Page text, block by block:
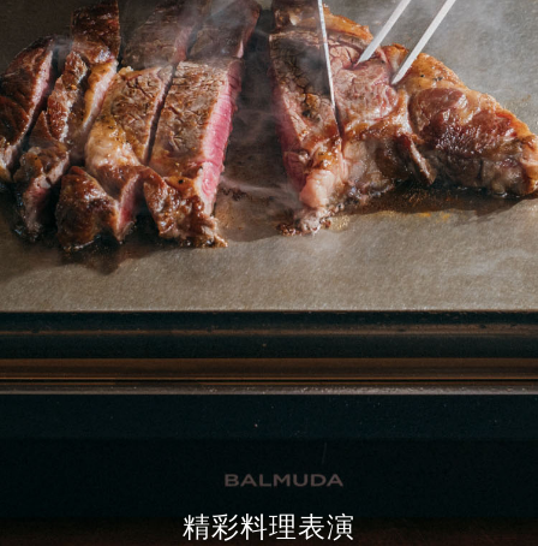
精彩料理表演